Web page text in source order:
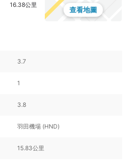
16.38公里
查看地圖
3.7
1
3.8
羽田機場 (HND)
15.83公里